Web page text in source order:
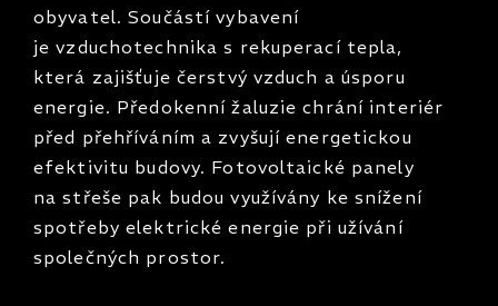
obyvatel. Součástí vybavení
je vzduchotechnika s rekuperací tepla,
která zajišťuje čerstvý vzduch a úsporu
energie. Předokenní žaluzie chrání interiér
před přehříváním a zvyšují energetickou
efektivitu budovy. Fotovoltaické panely
na střeše pak budou využívány ke snížení
spotřeby elektrické energie při užívání
společných prostor.